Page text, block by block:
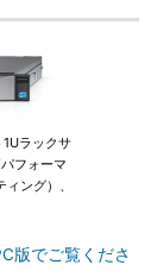
ラックサ
フォーマ
ング）、
版でご覧くださ